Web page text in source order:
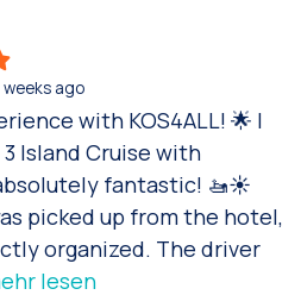
weeks ago
with KOS4ALL! 🌟 I
Island Cruise with
fantastic! 🚤☀️
picked up from the hotel,
organized. The driver
lesen